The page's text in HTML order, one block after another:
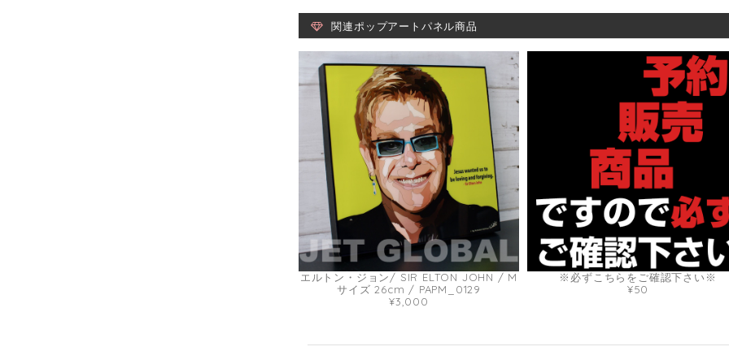
関連ポップアートパネル商品
エルトン・ジョン/ SIR ELTON JOHN / M
サイズ 26cm / PAPM_0129
¥3,000
※必ずこちらをご確認下さい※
¥50